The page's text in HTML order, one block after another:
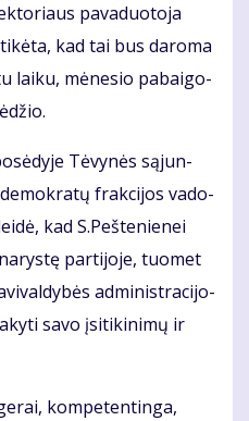
pa­va­duo­to­ja
kad tai bus da­ro­ma
lai­ku, mė­ne­sio pa­bai­go­
Tė­vy­nės są­jun­
frak­ci­jos va­do­
kad S.Peš­te­nie­nei
par­ti­jo­je, tuo­met
ad­mi­nist­ra­ci­jo­
sa­vo įsi­ti­ki­ni­mų ir
kom­pe­ten­tin­ga,